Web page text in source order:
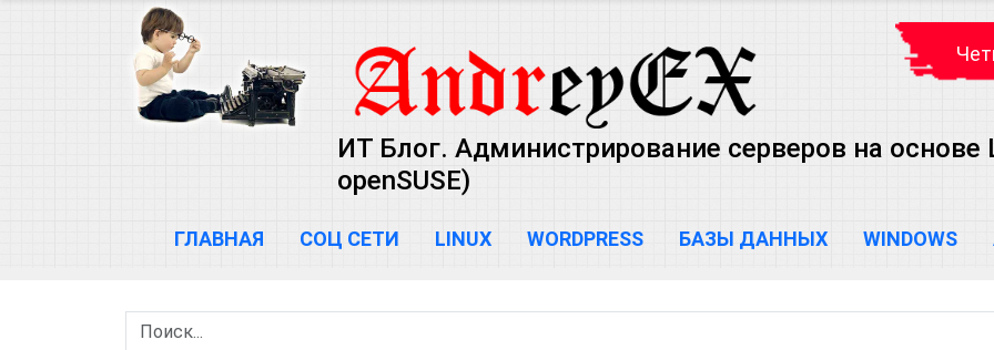
ИТ Блог. Администрирование серверов на основе
openSUSE)
ГЛАВНАЯ СОЦ СЕТИ LINUX WORDPRESS БАЗЫ ДАННЫХ WINDOWS